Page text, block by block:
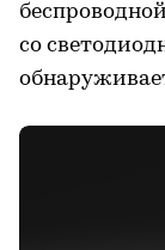
со